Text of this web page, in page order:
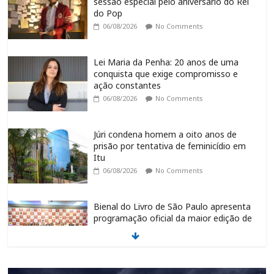
do Pop
06/08/2026 No Comments
Lei Maria da Penha: 20 anos de uma
conquista que exige compromisso e
ação constantes
06/08/2026 No Comments
Júri condena homem a oito anos de
prisão por tentativa de feminicídio em
Itu
06/08/2026 No Comments
Bienal do Livro de São Paulo apresenta
programação oficial da maior edição de
sua história
06/08/2026